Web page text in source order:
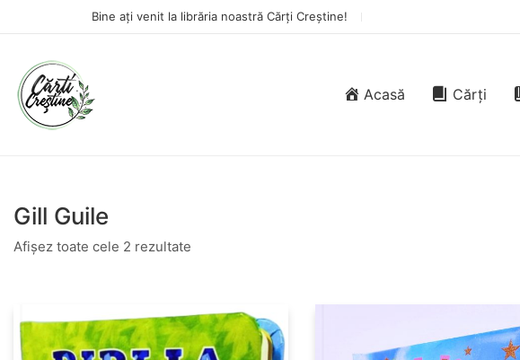
Bine ați venit la librăria noastră Cărți Creștine!
Acasă Cărți
Gill Guile
Afișez toate cele 2 rezultate